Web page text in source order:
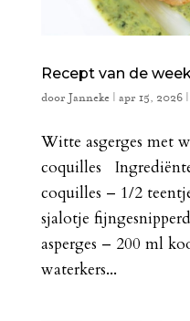
Recept van de
door Janneke| apr 15, 2026
Witte asgerges met
coquilles
coquilles – 1/2
sjalotje
asperges – 200 ml
waterkers...